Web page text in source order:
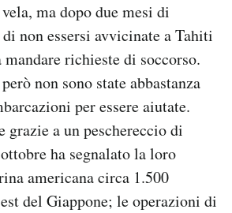
ma dopo due mesi di
non essersi avvicinate a Tahiti
richieste di soccorso.
non sono state abbastanza
per essere aiutate.
grazie a un peschereccio di
ha segnalato la loro
americana circa 1.500
del Giappone; le operazioni di